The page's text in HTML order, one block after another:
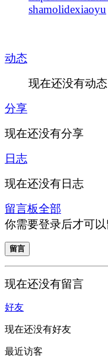
shamolidexiaoyu
动态
现在还没有动态
分享
现在还没有分享
日志
现在还没有日志
留言板全部
你需要登录后才可
留言
现在还没有留言
好友
现在还没有好友
最近访客